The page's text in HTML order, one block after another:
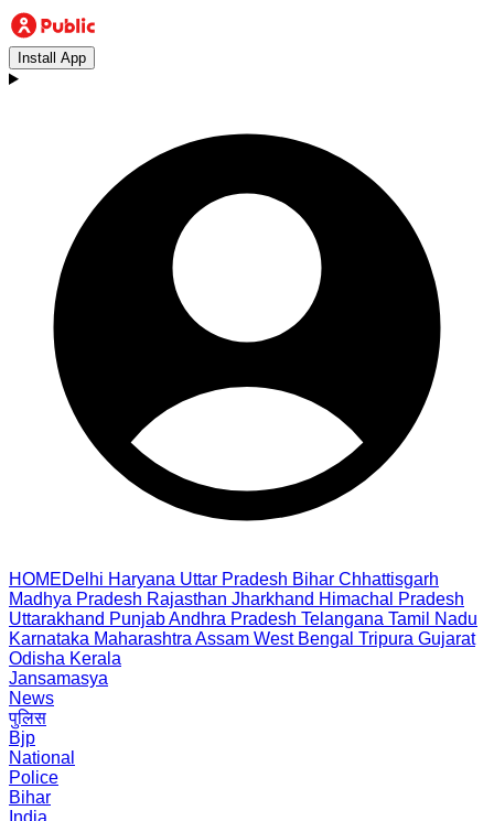
Install App
HOMEDelhi Haryana Uttar Pradesh Bihar Chhattisgarh
Madhya Pradesh Rajasthan Jharkhand Himachal Pradesh
Uttarakhand PunjabAndhra Pradesh Telangana Tamil Nadu
Karnataka Maharashtra Assam West Bengal Tripura Gujarat
Odisha Kerala
Jansamasya
News
पुलिस
Bjp
National
Police
Bihar
India